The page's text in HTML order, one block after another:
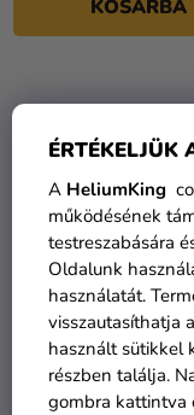
ÉRTÉKELJÜK
A HeliumKing
működésének
testreszabására
Oldalunk
használatát.
visszautasíthatja
használt sütikkel
részben találja.
gombra kattintva
KOSÁRBA
Kanekalon Jumbo
80g - Blue